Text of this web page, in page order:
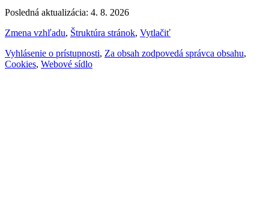
Posledná aktualizácia: 4. 8. 2026
Zmena vzhľadu, Štruktúra stránok, Vytlačiť
Vyhlásenie o prístupnosti, Za obsah zodpovedá správca obsahu,
Cookies, Webové sídlo